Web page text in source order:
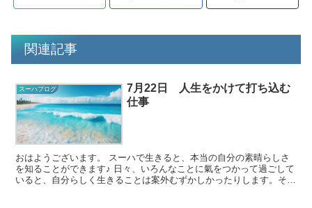
関連記事
スーハブログ
7月22日 人生をかけて打ち込む
仕事
おはようございます。 スーハで生きると、本当の自分の素晴らしさ
を知ることができます♪ 日々、いろんなことに氣をつかって過ごして
いると、自分らしく生きることは案外むずかしかったりします。そん